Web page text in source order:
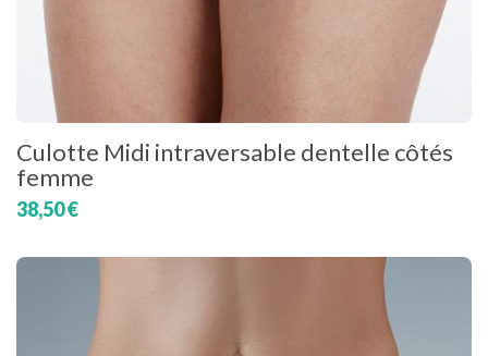
Culotte Midi intraversable dentelle côtés
femme
38,50 €